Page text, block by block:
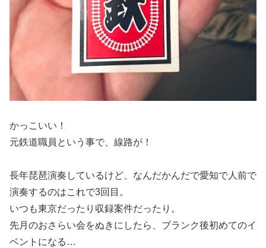
かっこいい！
元鉄道職員という事で、線路が！
長年琵琶演奏しているけど、なんだかんだで愛知で人前で
演奏するのはこれで3回目。
いつも東京だったり収録案件だったり。
先月のおさらい会をぬきにしたら、ブランク後初めてのイ
ベントになる…